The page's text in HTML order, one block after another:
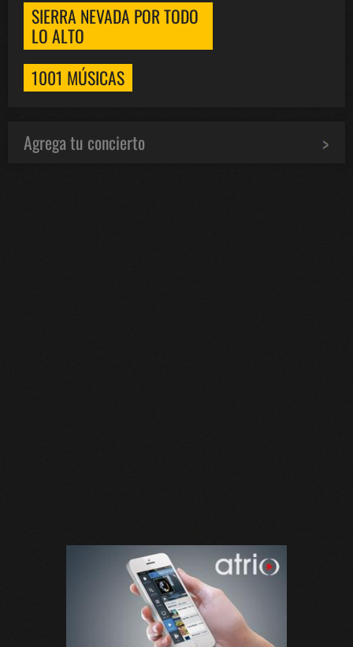
SIERRA NEVADA POR TODO
LO ALTO
1001 MÚSICAS
Agrega tu concierto